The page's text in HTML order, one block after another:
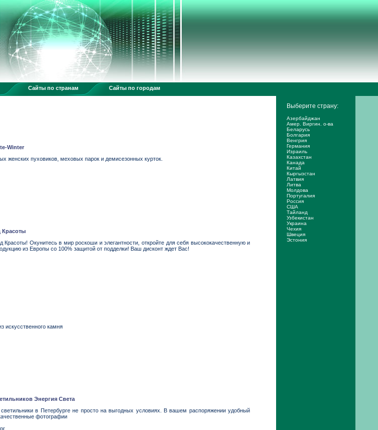
Сайты по странам Сайты по городам
Winter
женских пуховиков, меховых парок и демисезонных курток.
Красоты
Красоты! Окунитесь в мир роскоши и элегантности, откройте для себя высококачественную и
из Европы со 100% защитой от подделки! Ваш дисконт ждет Вас!
искусственного камня
Энергия Света
в Петербурге не просто на выгодных условиях. В вашем распоряжении удобный
фотографии
Выберите страну:
Азербайджан
Амер. Виргин. о-ва
Беларусь
Болгария
Венгрия
Германия
Израиль
Казахстан
Канада
Китай
Кыргызстан
Латвия
Литва
Молдова
Португалия
Россия
США
Тайланд
Узбекистан
Украина
Чехия
Швеция
Эстония